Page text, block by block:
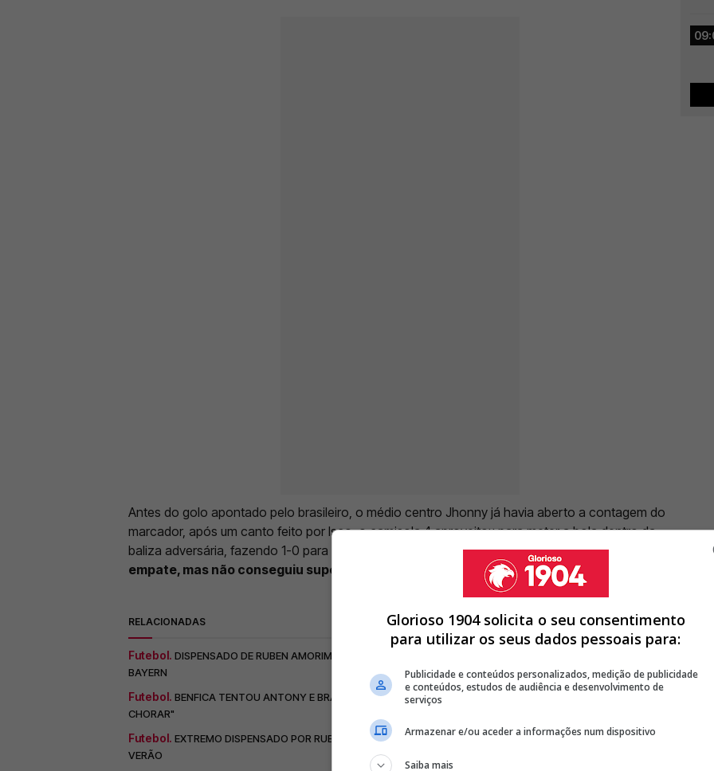
Antes do golo apontado pelo brasileiro, o médio centro Jhonny já havia aberto a contagem do
marcador, após um canto feito por Isco, o camisola 4 aproveitou para meter a bola dentro da
baliza adversária, fazendo 1-0 para os visitantes
. O Girona tentou avançar para alcançar o
empate, mas não conseguiu superar Adrián na baliza.
RELACIONADAS
Futebol. DISPENSADO DE RUBEN AMORIM QUE O BENFICA TENTOU CONTRATAR REVELA INTERESSE DO
BAYERN
Futebol. BENFICA TENTOU ANTONY E BRASILEIRO RECORDA MOMENTO ESPECIAL: "NÃO CONSEGUIA PARAR DE
CHORAR"
Futebol. EXTREMO DISPENSADO POR RUBEN AMORIM ADMITE QUE BENFICA TENTOU CONTRATÁ-LO NO
VERÃO
Glorioso 1904 solicita o seu consentimento
para utilizar os seus dados pessoais para:
Publicidade e conteúdos personalizados, medição de publicidade
e conteúdos, estudos de audiência e desenvolvimento de
serviços
Armazenar e/ou aceder a informações num dispositivo
Saiba mais